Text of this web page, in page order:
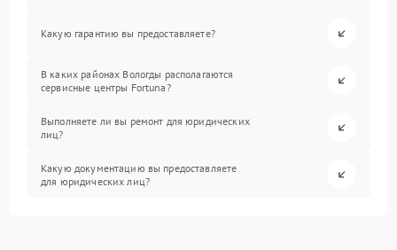
Какую гарантию вы предоставляете?
В каких районах Вологды располагаются
сервисные центры Fortuna?
Выполняете ли вы ремонт для юридических
лиц?
Какую документацию вы предоставляете
для юридических лиц?